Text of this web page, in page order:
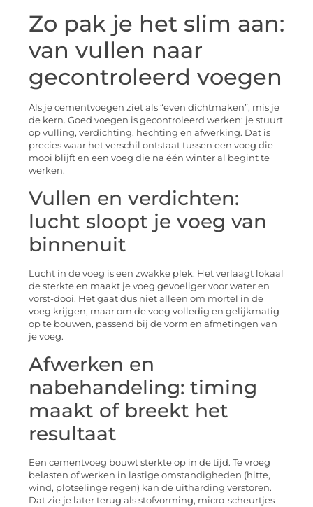
Zo pak je het slim aan:
van vullen naar
gecontroleerd voegen
Als je cementvoegen ziet als “even dichtmaken”, mis je
de kern. Goed voegen is gecontroleerd werken: je stuurt
op vulling, verdichting, hechting en afwerking. Dat is
precies waar het verschil ontstaat tussen een voeg die
mooi blijft en een voeg die na één winter al begint te
werken.
Vullen en verdichten:
lucht sloopt je voeg van
binnenuit
Lucht in de voeg is een zwakke plek. Het verlaagt lokaal
de sterkte en maakt je voeg gevoeliger voor water en
vorst-dooi. Het gaat dus niet alleen om mortel in de
voeg krijgen, maar om de voeg volledig en gelijkmatig
op te bouwen, passend bij de vorm en afmetingen van
je voeg.
Afwerken en
nabehandeling: timing
maakt of breekt het
resultaat
Een cementvoeg bouwt sterkte op in de tijd. Te vroeg
belasten of werken in lastige omstandigheden (hitte,
wind, plotselinge regen) kan de uitharding verstoren.
Dat zie je later terug als stofvorming, micro-scheurtjes